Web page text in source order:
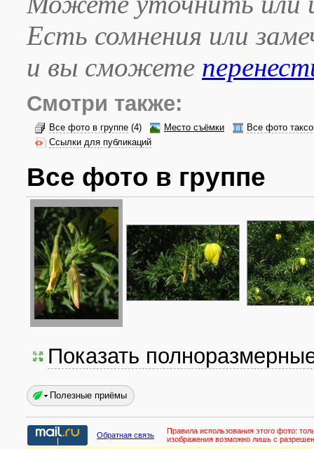
Есть сомнения или
и вы сможете
Смотри также:
Все фото в группе (4) Место съёмки
Все фото
Ссылки для публикаций
Все фото в группе
Показать
Полезные приёмы
Обратная связь Правила использования этого фото:
изображения возможно лишь с